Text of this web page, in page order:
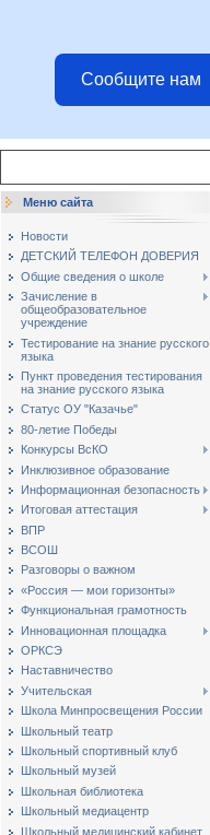
Сообщите нам
Меню сайта
Новости
ДЕТСКИЙ ТЕЛЕФОН ДОВЕРИЯ
Общие сведения о школе
Зачисление в
общеобразовательное
учреждение
Тестирование на знание русского
языка
Пункт проведения тестирования
на знание русского языка
Статус ОУ "Казачье"
80-летие Победы
Конкурсы ВсКО
Инклюзивное образование
Информационная безопасность
Итоговая аттестация
ВПР
ВСОШ
Разговоры о важном
«Россия — мои горизонты»
Функциональная грамотность
Инновационная площадка
ОРКСЭ
Наставничество
Учительская
Школа Минпросвещения России
Школьный театр
Школьный спортивный клуб
Школьный музей
Школьная библиотека
Школьный медиацентр
Школьный медицинский кабинет